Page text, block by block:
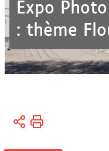
Expo
: thème
Vous
Accueil